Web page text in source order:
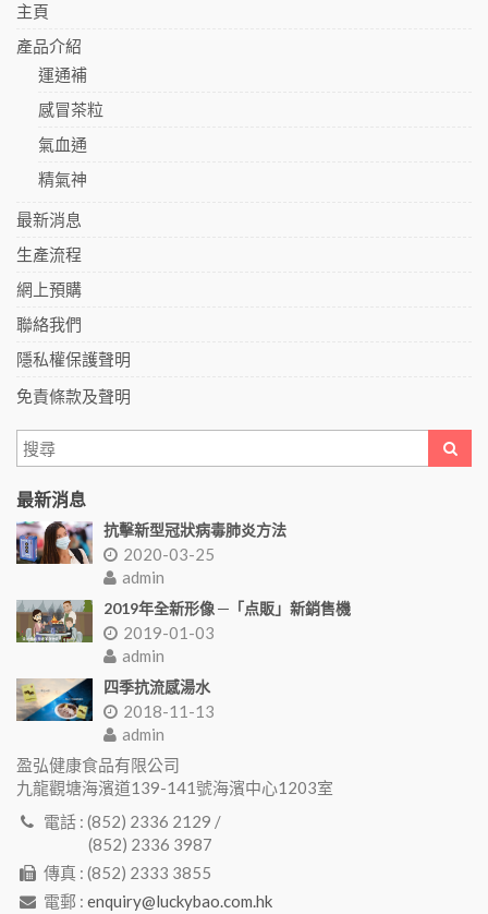
主頁
產品介紹
運通補
感冒茶粒
氣血通
精氣神
最新消息
生產流程
網上預購
聯絡我們
隱私權保護聲明
免責條款及聲明
最新消息
抗擊新型冠狀病毒肺炎方法
2020-03-25
admin
2019年全新形像 ─「点販」新銷售機
2019-01-03
admin
四季抗流感湯水
2018-11-13
admin
盈弘健康食品有限公司
九龍觀塘海濱道139-141號海濱中心1203室
電話 : (852) 2336 2129 /
(852) 2336 3987
傳真 : (852) 2333 3855
電郵 : enquiry@luckybao.com.hk